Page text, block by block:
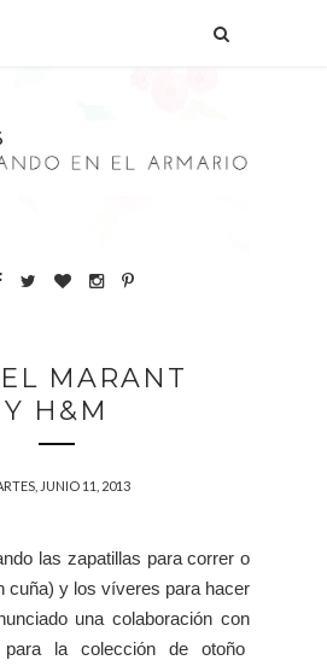
MARANT
Y H&M
JUNIO 11, 2013
las zapatillas para correr o
cuña) y los víveres para hacer
una colaboración con
la colección de otoño